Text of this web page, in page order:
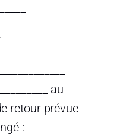
au
de retour prévue
: